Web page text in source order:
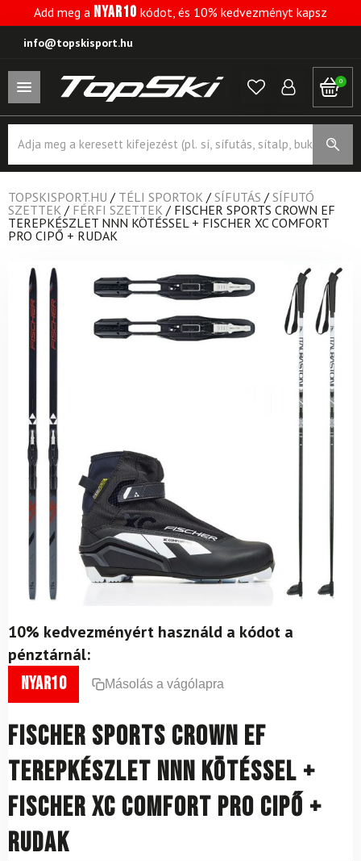
Add meg a NYAR10 kódot, és 10% kedvezményt kapsz
info@topskisport.hu
0
search
TOPSKISPORT.HU / TÉLI SPORTOK / SÍFUTÁS / SÍFUTÓ
SZETTEK / FÉRFI SZETTEK / FISCHER SPORTS CROWN EF
TEREPKÉSZLET NNN KÖTÉSSEL + FISCHER XC COMFORT
PRO CIPŐ + RUDAK
10% kedvezményért használd a kódot a
pénztárnál:
nyar10 Másolás a vágólapra
FISCHER Sports Crown EF
terepkészlet NNN kötéssel +
FISCHER XC Comfort Pro cipő +
rudak